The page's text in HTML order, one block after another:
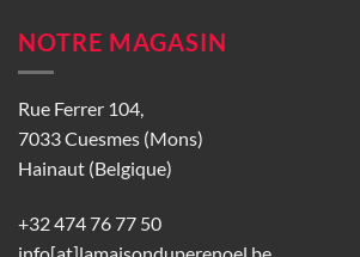
NOTRE MAGASIN
Rue Ferrer 104,
7033 Cuesmes (Mons)
Hainaut (Belgique)
+32 474 76 77 50